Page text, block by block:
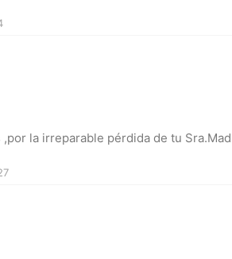
la irreparable pérdida de tu